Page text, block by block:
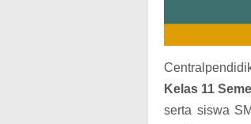
Kelas 11
serta siswa